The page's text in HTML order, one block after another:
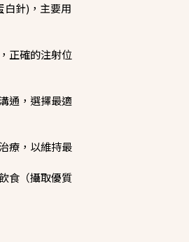
白針)，主要用
正確的注射位
通，選擇最適
療，以維持最
食（攝取優質